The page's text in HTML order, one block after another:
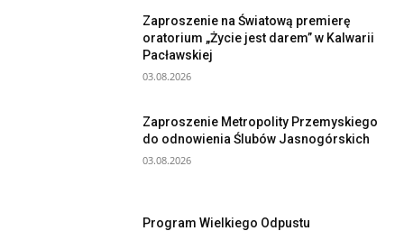
Zaproszenie na Światową premierę
oratorium „Życie jest darem” w Kalwarii
Pacławskiej
03.08.2026
Zaproszenie Metropolity Przemyskiego
do odnowienia Ślubów Jasnogórskich
03.08.2026
Program Wielkiego Odpustu